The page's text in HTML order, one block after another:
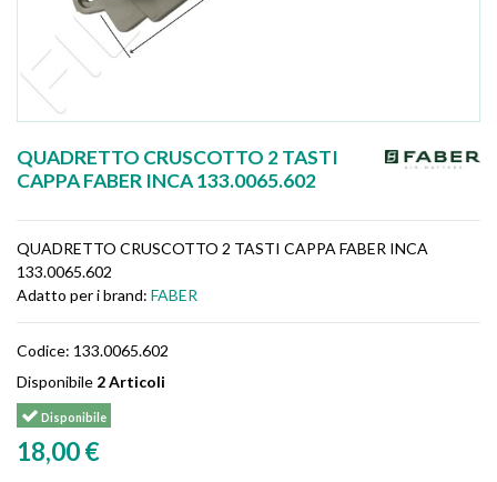
QUADRETTO CRUSCOTTO 2 TASTI
CAPPA FABER INCA 133.0065.602
QUADRETTO CRUSCOTTO 2 TASTI CAPPA FABER INCA
133.0065.602
Adatto per i brand: FABER
Codice: 133.0065.602
Disponibile 2 Articoli
Disponibile
18,00 €